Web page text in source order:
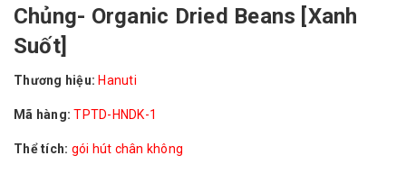
Chủng- Organic Dried Beans [Xanh
Suốt]
Thương hiệu: Hanuti
Mã hàng: TPTD-HNDK-1
Thể tích: gói hút chân không